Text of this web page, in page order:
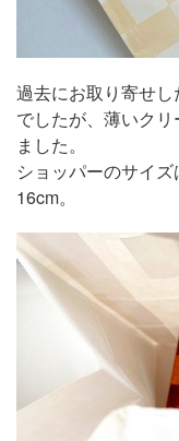
過去にお取り寄せ
でしたが、薄いク
ました。
ショッパーのサイ
16cm。